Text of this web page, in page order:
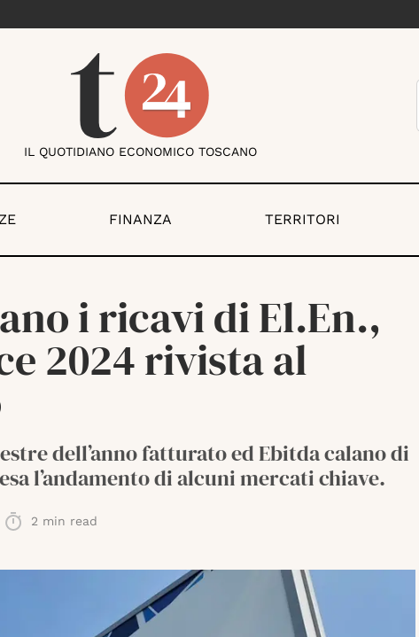
IL QUOTIDIANO ECONOMICO TOSCANO
FINANZA TERRITORI
i ricavi di El.En.,
2024 rivista al
dell’anno fatturato ed Ebitda calano di
l’andamento di alcuni mercati chiave.
2 min read